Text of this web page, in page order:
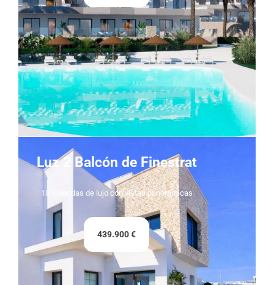
Luz 2 Balcón de Finestrat
18 viviendas de lujo con vistas panorámicas
439.900 €